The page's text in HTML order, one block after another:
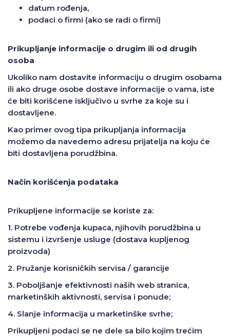
datum rođenja,
podaci o firmi (ako se radi o firmi)
Prikupljanje informacije o drugim ili od drugih
osoba
Ukoliko nam dostavite informaciju o drugim osobama
ili ako druge osobe dostave informacije o vama, iste
će biti korišćene isključivo u svrhe za koje su i
dostavljene.
Kao primer ovog tipa prikupljanja informacija
možemo da navedemo adresu prijatelja na koju će
biti dostavljena porudžbina.
Način korišćenja podataka
Prikupljene informacije se koriste za:
1. Potrebe vođenja kupaca, njihovih porudžbina u
sistemu i izvršenje usluge (dostava kupljenog
proizvoda)
2. Pružanje korisničkih servisa / garancije
3. Poboljšanje efektivnosti naših web stranica,
marketinških aktivnosti, servisa i ponude;
4. Slanje informacija u marketinške svrhe;
Prikupljeni podaci se ne dele sa bilo kojim trećim